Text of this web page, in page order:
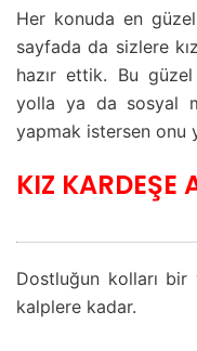
Her konuda en
sayfada da sizlere
hazır ettik. Bu
yolla ya da sosyal
yapmak istersen onu
KIZ KARDEŞE
Dostluğun kolları bir
kalplere kadar.